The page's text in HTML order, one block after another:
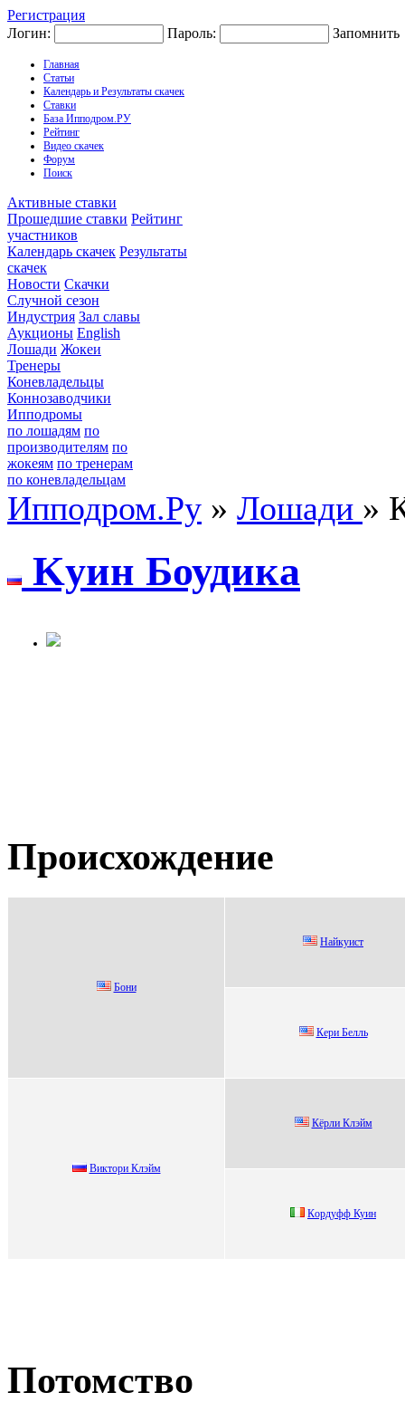
Регистрация
Логин:
Пароль: Запомнить
Главная
Статьи
Календарь и Результаты скачек
Ставки
База Ипподром.РУ
Рейтинг
Видео скачек
Форум
Поиск
Активные ставки
Прошедшие ставки Рейтинг
участников
Календарь скачек Результаты
скачек
Новости Скачки
Случной сезон
Индустрия Зал славы
Аукционы English
Лошади Жокеи
Тренеры
Коневладельцы
Коннозаводчики
Ипподромы
по лошадям по
производителям по
жокеям по тренерам
по коневладельцам
Ипподром.Ру » Лошади »
Kуин Боудикa
Происхождение
Бони
Нaйкуист
Кери Белль
Bиктоpи Клэйм
Кёрли Клэйм
Кoрдуфф Куин
Потомство